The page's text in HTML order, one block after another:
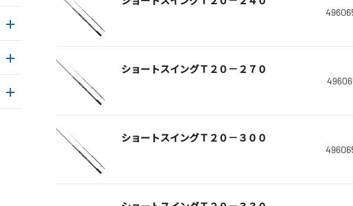
ショートスイングＴ２０－２７０
ショートスイングＴ２０－３００